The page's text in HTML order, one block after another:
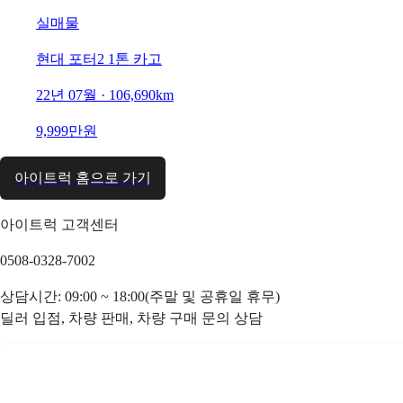
실매물
현대 포터2 1톤 카고
22년 07월 · 106,690km
9,999만원
아이트럭 홈으로 가기
아이트럭 고객센터
0508-0328-7002
상담시간: 09:00 ~ 18:00(주말 및 공휴일 휴무)
딜러 입점, 차량 판매, 차량 구매 문의 상담